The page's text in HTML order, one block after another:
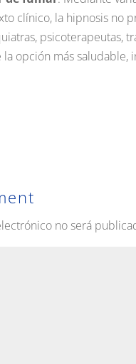
clínico, la hipnosis no
psicoterapeutas,
la opción más
no será